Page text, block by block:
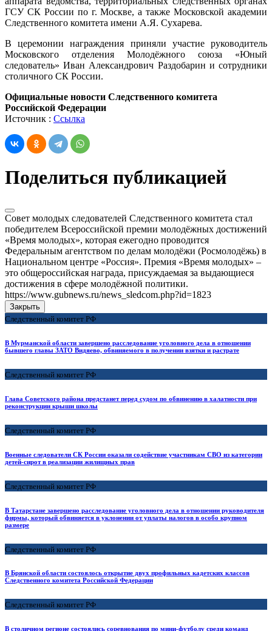
ГСУ СК России по г. Москве, а также Московской академии
Следственного комитета имени А.Я. Сухарева.
В церемонии награждения приняли участие руководитель
Московского отделения Молодёжного союза «Юный
следователь» Иван Александрович Раздобарин и сотрудники
столичного СК России.
Официальные новости Следственного комитета
Российской Федерации
Источник : Ссылка
Поделиться публикацией
Совет молодых следователей Следственного комитета стал
победителем Всероссийской премии молодёжных достижений
«Время молодых», которая ежегодно проводится
Федеральным агентством по делам молодёжи (Росмолодёжь) в
Национальном центре «Россия». Премия «Время молодых» –
это общероссийская награда, присуждаемая за выдающиеся
достижения в сфере молодёжной политики.
https://www.gubnews.ru/news_sledcom.php?id=1823
Закрыть
Следственный комитет РФ
В Мурманской области завершено расследование уголовного дела в отношении
бывшего главы ЗАТО Видяево, обвиняемого в получении взятки и растрате
Следственный комитет РФ
Глава Советского района предстанет перед судом по обвинению в халатности при
реконструкции крыши школы
Следственный комитет РФ
Военные следователи СК России оказали содействие участникам СВО из категории
детей-сирот в реализации жилищных прав
Следственный комитет РФ
В Татарстане завершено расследование уголовного дела в отношении руководителя
фирмы, который обвиняется в уклонении от уплаты налогов в особо крупном
размере
Следственный комитет РФ
В Брянской области состоялось открытие двух профильных кадетских классов
Следственного комитета Российской Федерации
Следственный комитет РФ
В столичном регионе состоялись соревнования по мини-футболу среди команд